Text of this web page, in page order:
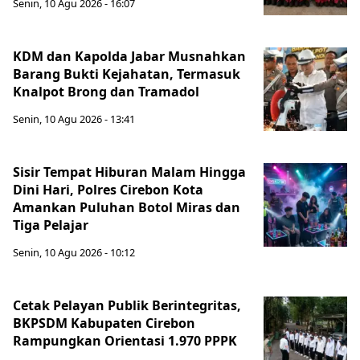
Senin, 10 Agu 2026 - 16:07
KDM dan Kapolda Jabar Musnahkan
Barang Bukti Kejahatan, Termasuk
Knalpot Brong dan Tramadol
Senin, 10 Agu 2026 - 13:41
Sisir Tempat Hiburan Malam Hingga
Dini Hari, Polres Cirebon Kota
Amankan Puluhan Botol Miras dan
Tiga Pelajar
Senin, 10 Agu 2026 - 10:12
Cetak Pelayan Publik Berintegritas,
BKPSDM Kabupaten Cirebon
Rampungkan Orientasi 1.970 PPPK